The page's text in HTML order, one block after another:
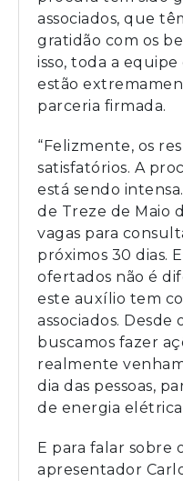
associados, que
gratidão com os
isso, toda a
estão
parceria firmada.
“Felizmente, os
satisfatórios. A
está sendo
de Treze de Maio
vagas para
próximos 30 dias.
ofertados não é
este auxílio tem
associados. Desde
buscamos fazer
realmente
dia das pessoas,
de energia
E para falar sobre
apresentador